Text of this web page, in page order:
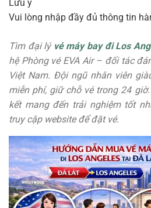
Lưu ý
Vui lòng nhập đầy đủ thông tin
Tìm đại lý vé máy bay đi Los
hệ Phòng vé EVA Air – đối tác
Việt Nam. Đội ngũ nhân viên
miễn phí, giữ chỗ vé trong 24
kết mang đến trải nghiệm tốt
truy cập website để đặt vé.